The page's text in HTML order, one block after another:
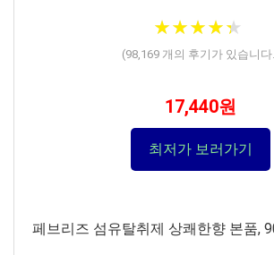
★★★★★
★★★★★
(98,169 개의 후기가 있습니다
17,440원
최저가 보러가기
페브리즈 섬유탈취제 상쾌한향 본품,